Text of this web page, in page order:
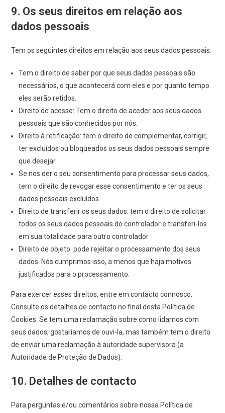
9. Os seus direitos em relação aos
dados pessoais
Tem os seguintes direitos em relação aos seus dados pessoais:
Tem o direito de saber por que seus dados pessoais são
necessários, o que acontecerá com eles e por quanto tempo
eles serão retidos.
Direito de acesso: Tem o direito de aceder aos seus dados
pessoais que são conhecidos por nós.
Direito à retificação: tem o direito de complementar, corrigir,
ter excluídos ou bloqueados os seus dados pessoais sempre
que desejar.
Se nos der o seu consentimento para processar seus dados,
tem o direito de revogar esse consentimento e ter os seus
dados pessoais excluídos.
Direito de transferir os seus dados: tem o direito de solicitar
todos os seus dados pessoais do controlador e transferi-los
em sua totalidade para outro controlador.
Direito de objeto: pode rejeitar o processamento dos seus
dados. Nós cumprimos isso, a menos que haja motivos
justificados para o processamento.
Para exercer esses direitos, entre em contacto connosco.
Consulte os detalhes de contacto no final desta Política de
Cookies. Se tem uma reclamação sobre como lidamos com
seus dados, gostaríamos de ouvi-la, mas também tem o direito
de enviar uma reclamação à autoridade supervisora (a
Autoridade de Proteção de Dados).
10. Detalhes de contacto
Para perguntas e/ou comentários sobre nossa Política de